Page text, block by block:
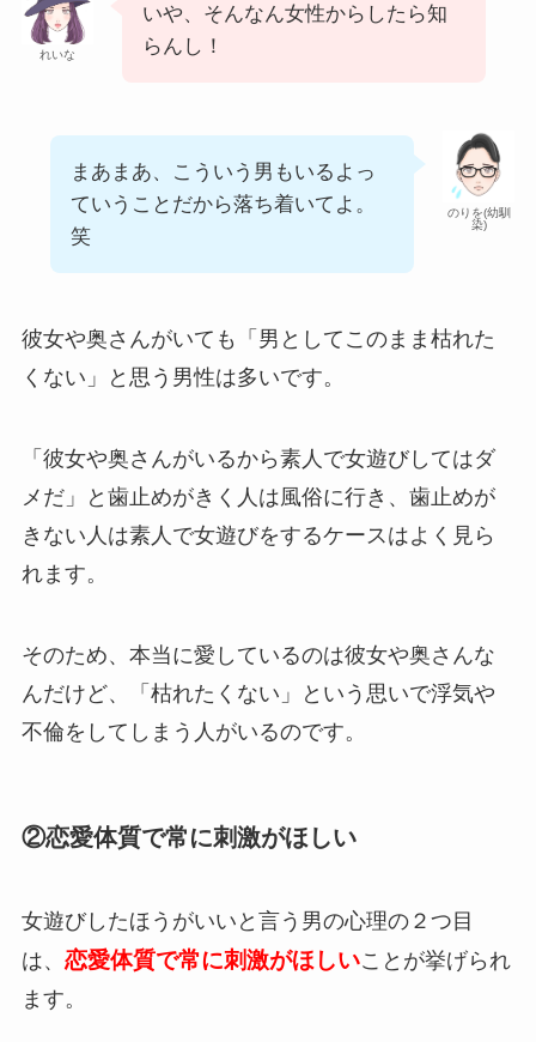
れいな
いや、そんなん女性からしたら知
らんし！
のりを(幼馴
染)
まあまあ、こういう男もいるよっ
ていうことだから落ち着いてよ。
笑
彼女や奥さんがいても「男としてこのまま枯れた
くない」と思う男性は多いです。
「彼女や奥さんがいるから素人で女遊びしてはダ
メだ」と歯止めがきく人は風俗に行き、歯止めが
きない人は素人で女遊びをするケースはよく見ら
れます。
そのため、本当に愛しているのは彼女や奥さんな
んだけど、「枯れたくない」という思いで浮気や
不倫をしてしまう人がいるのです。
②恋愛体質で常に刺激がほしい
女遊びしたほうがいいと言う男の心理の２つ目
は、 恋愛体質で常に刺激がほしいことが挙げられ
ます。